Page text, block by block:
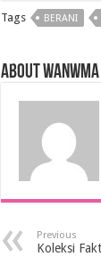
Tags BERANI
About wanwma
Previous
Koleksi